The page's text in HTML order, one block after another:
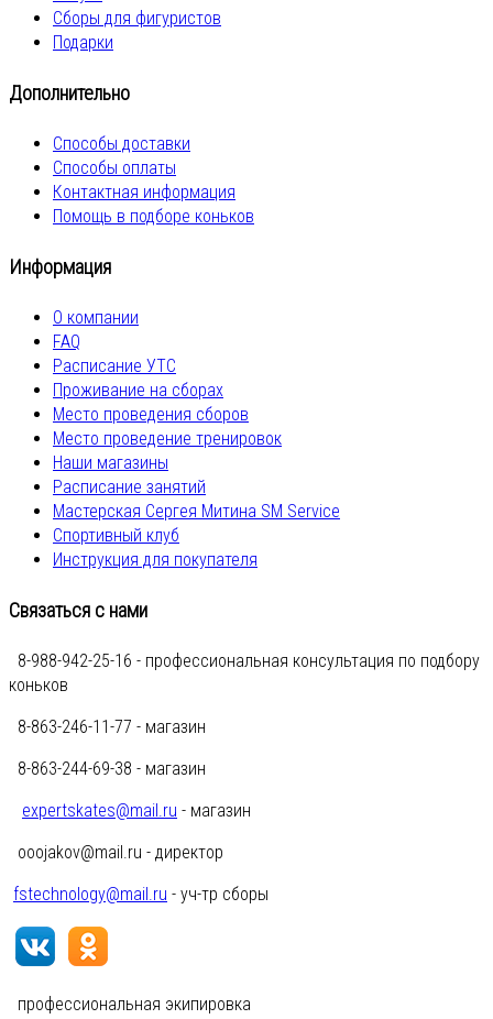
Сборы для фигуристов
Подарки
Дополнительно
Способы доставки
Способы оплаты
Контактная информация
Помощь в подборе коньков
Информация
О компании
FAQ
Расписание УТС
Проживание на сборах
Место проведения сборов
Место проведение тренировок
Наши магазины
Расписание занятий
Мастерская Сергея Митина SM Service
Спортивный клуб
Инструкция для покупателя
Связаться с нами
8-988-942-25-16 - профессиональная консультация по подбору
коньков
8-863-246-11-77 - магазин
8-863-244-69-38 - магазин
expertskates@mail.ru - магазин
ooojakov@mail.ru - директор
fstechnology@mail.ru - уч-тр сборы
профессиональная экипировка